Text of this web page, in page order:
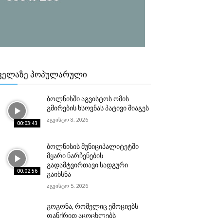
ᲞᲝᲞᲣᲚᲐᲠᲣᲚᲘ
00:03:43
ბოლნისში აგვისტოს ომის
გმირების ხსოვნას პატივი მიაგეს
აგვისტო 8, 2026
00:02:56
ბოლნისის მუნიციპალიტეტში
მყარი ნარჩენების
გადამტვირთავი სადგური
გაიხსნა
აგვისტო 5, 2026
გოგონა, რომელიც ემოციებს
ფანქრით აცოცხლებს